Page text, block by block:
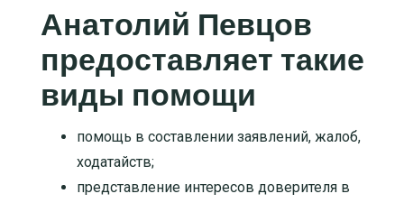
Анатолий Певцов
предоставляет такие
виды помощи
помощь в составлении заявлений, жалоб,
ходатайств;
представление интересов доверителя в